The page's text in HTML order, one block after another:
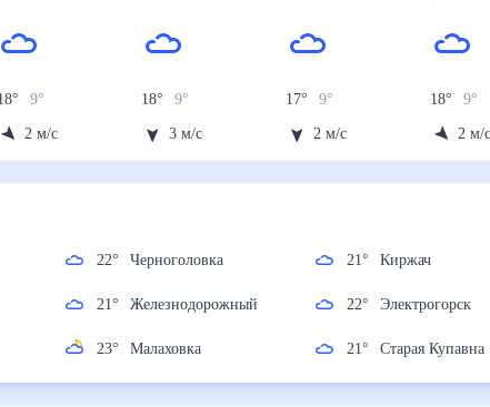
° 9°
2 м/с
18° 9°
3 м/с
17° 9°
2 м/с
18° 9°
2 м/с
22° Черноголовка
21° Железнодорожный
23° Малаховка
21° Киржач
22° Электрогорск
21° Старая